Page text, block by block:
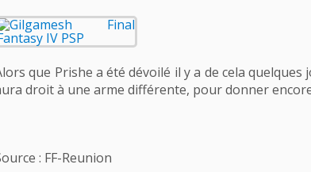
que Prishe a été dévoilé il y a de cela
droit à une arme différente, pour donner
: FF-Reunion